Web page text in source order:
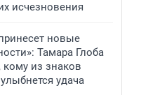
исчезновения
новые
Тамара Глоба
кому из знаков
удача